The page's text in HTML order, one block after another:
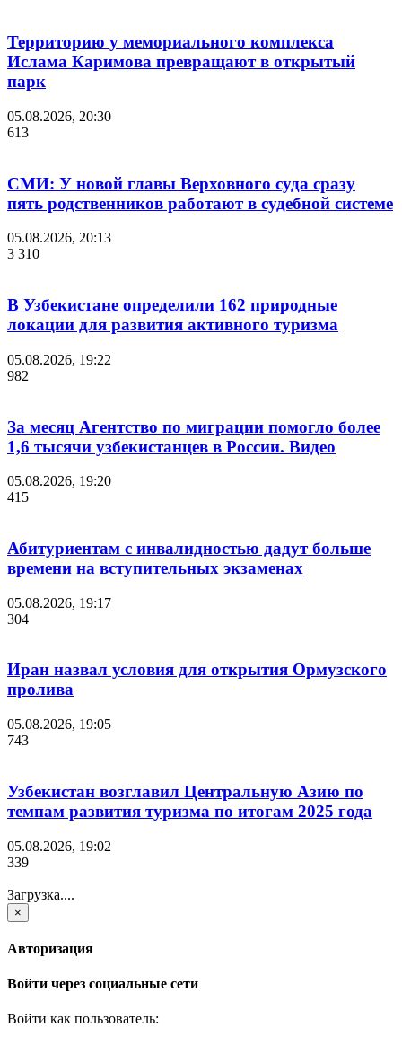
Территорию у мемориального комплекса
Ислама Каримова превращают в открытый
парк
05.08.2026, 20:30
613
СМИ: У новой главы Верховного суда сразу
пять родственников работают в судебной системе
05.08.2026, 20:13
3 310
В Узбекистане определили 162 природные
локации для развития активного туризма
05.08.2026, 19:22
982
За месяц Агентство по миграции помогло более
1,6 тысячи узбекистанцев в России. Видео
05.08.2026, 19:20
415
Абитуриентам с инвалидностью дадут больше
времени на вступительных экзаменах
05.08.2026, 19:17
304
Иран назвал условия для открытия Ормузского
пролива
05.08.2026, 19:05
743
Узбекистан возглавил Центральную Азию по
темпам развития туризма по итогам 2025 года
05.08.2026, 19:02
339
Загрузка....
×
Авторизация
Войти через социальные сети
Войти как пользователь: